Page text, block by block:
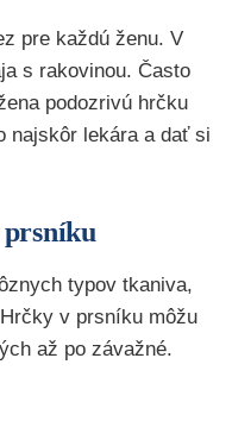
pre každú ženu. V
s rakovinou. Často
podozrivú hrčku
najskôr lekára a dať si
typov tkaniva,
v prsníku môžu
až po závažné.